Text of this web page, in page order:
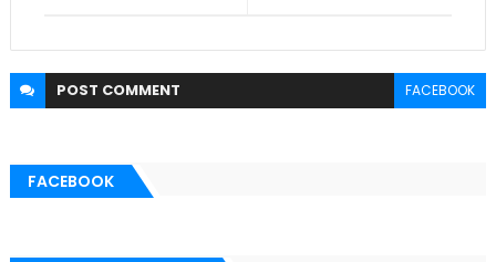
POST COMMENT FACEBOOK
FACEBOOK